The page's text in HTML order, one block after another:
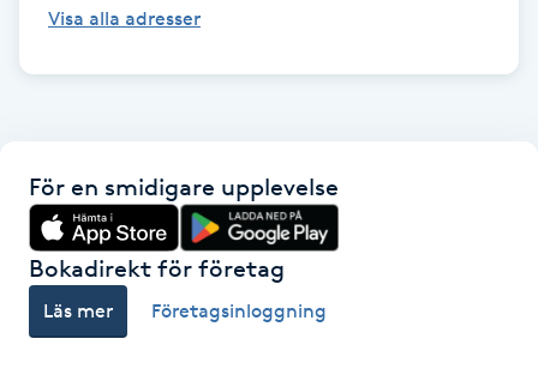
Healing
Hollywood Peel
Hot Stone Massage
Visa alla adresser
För en smidigare upplevelse
Bokadirekt för företag
Läs mer Företagsinloggning